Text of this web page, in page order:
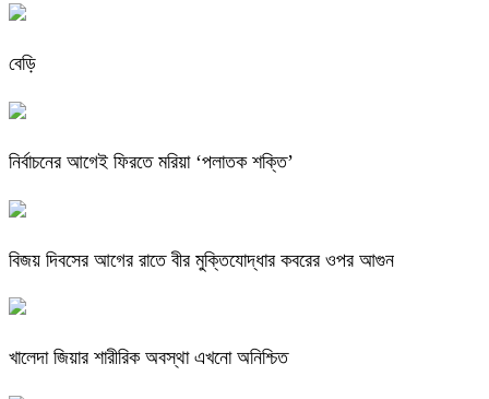
বেড়ি
নির্বাচনের আগেই ফিরতে মরিয়া ‘পলাতক শক্তি’
বিজয় দিবসের আগের রাতে বীর মুক্তিযোদ্ধার কবরের ওপর আগুন
খালেদা জিয়ার শারীরিক অবস্থা এখনো অনিশ্চিত